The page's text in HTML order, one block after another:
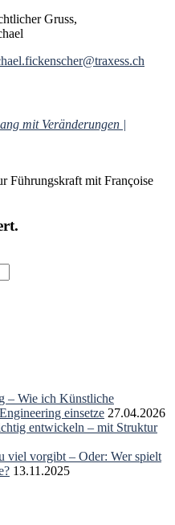
Gruss,
mit Veränderungen |
Führungskraft mit Françoise
– Wie ich Künstliche
einsetze 27.04.2026
entwickeln – mit Struktur
viel vorgibt – Oder: Wer spielt
13.11.2025